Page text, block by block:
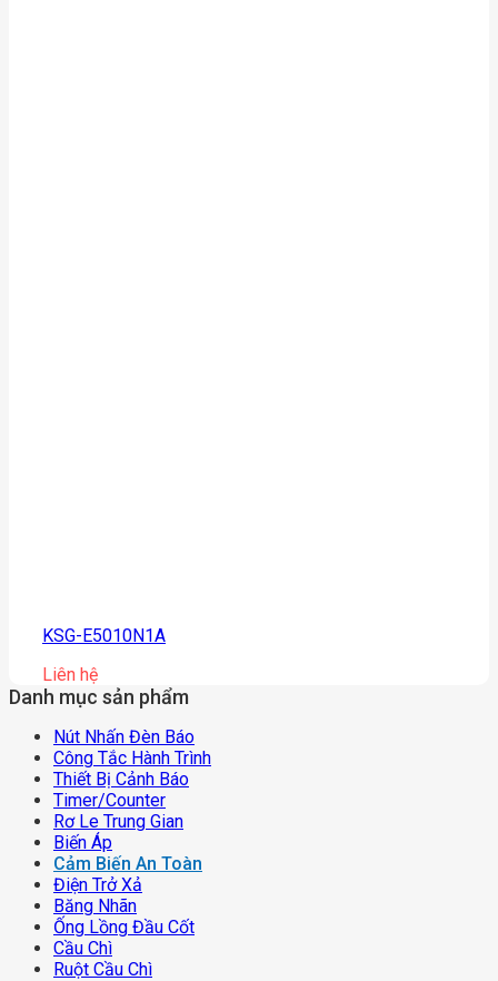
KSG-E5010N1A
Liên hệ
Danh mục sản phẩm
Nút Nhấn Đèn Báo
Công Tắc Hành Trình
Thiết Bị Cảnh Báo
Timer/counter
Rơ Le Trung Gian
Biến Áp
Cảm Biến An Toàn
Điện Trở Xả
Băng Nhãn
Ống Lồng Đầu Cốt
Cầu Chì
Ruột Cầu Chì